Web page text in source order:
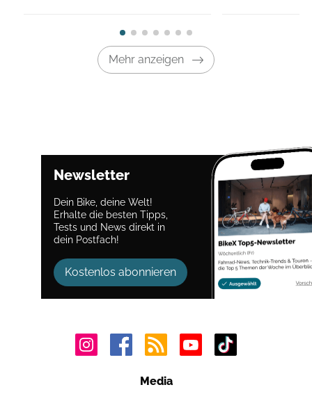
Mehr anzeigen
Newsletter
Dein Bike, deine Welt!
Erhalte die besten Tipps,
Tests und News direkt in
dein Postfach!
Kostenlos abonnieren
Media